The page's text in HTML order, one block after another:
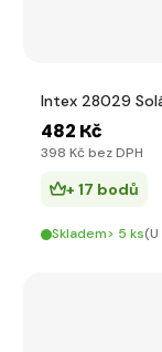
Intex 28029
482 Kč
398 Kč bez DPH
+ 17 bodů
Skladem> 5 ks(U